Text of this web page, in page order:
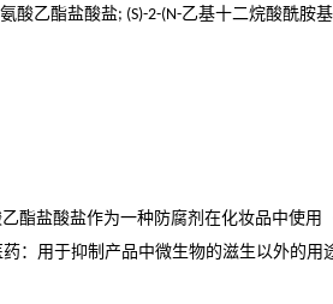
酸乙酯盐酸盐; (S)-2-(N-乙基十二烷酸酰胺基
酯盐酸盐作为一种防腐剂在化妆品中使
药：用于抑制产品中微生物的滋生以外的用